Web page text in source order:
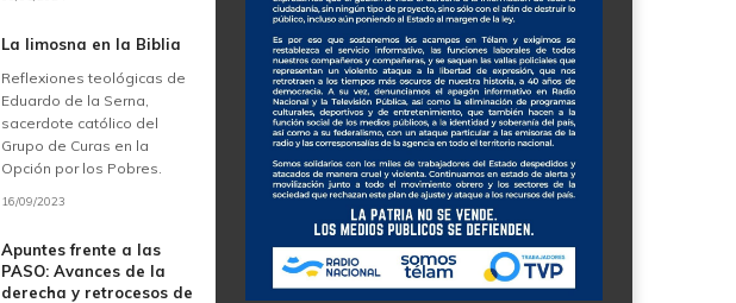
La limosna en la Biblia
Reflexiones teológicas de
Eduardo de la Serna,
sacerdote católico del
Grupo de Curas en la
Opción por los Pobres.
16/09/2023
Apuntes frente a las
PASO: Avances de la
derecha y retrocesos de